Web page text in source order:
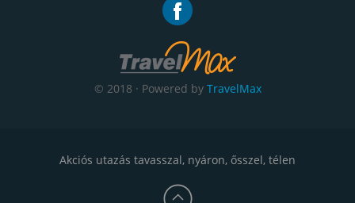
© 2018 · Powered by TravelMax
Akciós utazás tavasszal, nyáron, ősszel, télen